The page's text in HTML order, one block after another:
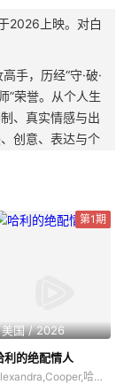
2026上映。对白
手，历经“守·破·
”荣誉。从个人生
、真实情感与出
创意、表达与个
技法、分享经
第1期
美国 / 2026
利的绝配情人
Alexandra,Cooper,哈利·乔西